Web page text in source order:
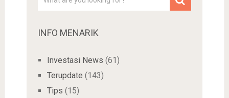
INFO MENARIK
Investasi News (61)
Terupdate (143)
Tips (15)